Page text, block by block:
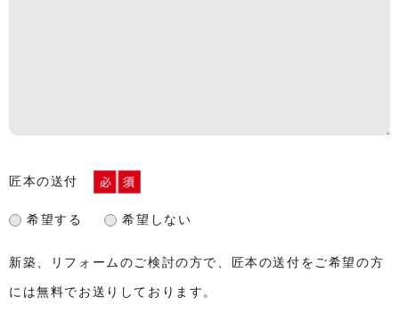
匠本の送付
希望する 希望しない
新築、リフォームのご検討の方で、匠本の送付をご希望の方
には無料でお送りしております。